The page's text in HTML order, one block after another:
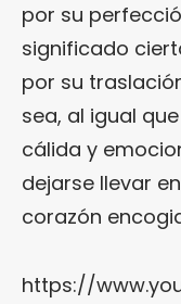
por su
significado
por su
sea, al igual
cálida y
dejarse llevar
corazón
https://